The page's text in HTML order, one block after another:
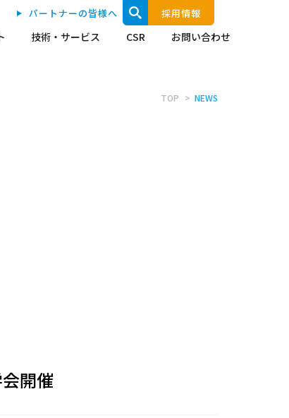
技術・サービス CSR お問い合わせ
パートナーの皆様へ 採用情報
TOP NEWS
開催